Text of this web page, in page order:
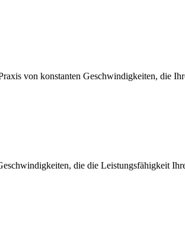
von konstanten Geschwindigkeiten, die
die die Leistungsfähigkeit